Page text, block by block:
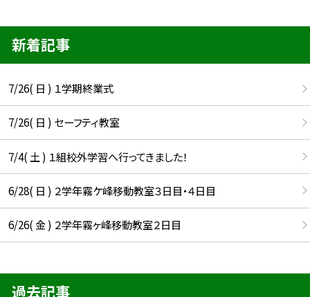
新着記事
7/26( 日 ) １学期終業式
7/26( 日 ) セーフティ教室
7/4( 土 ) １組校外学習へ行ってきました！
6/28( 日 ) ２学年霧ケ峰移動教室３日目・４日目
6/26( 金 ) ２学年霧ヶ峰移動教室２日目
過去記事